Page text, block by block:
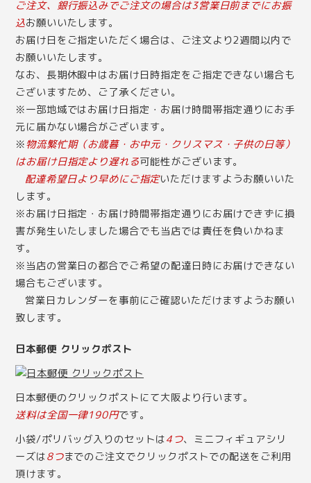
ご注文、銀行振込みでご注文の場合は3営業日前までにお振
込お願いいたします。
お届け日をご指定いただく場合は、ご注文より2週間以内で
お願いいたします。
なお、長期休暇中はお届け日時指定をご指定できない場合も
ございますため、ご了承ください。
※一部地域ではお届け日指定・お届け時間帯指定通りにお手
元に届かない場合がございます。
※物流繁忙期（お歳暮・お中元・クリスマス・子供の日等）
はお届け日指定より遅れる可能性がございます。
配達希望日より早めにご指定いただけますようお願いいた
します。
※お届け日指定・お届け時間帯指定通りにお届けできずに損
害が発生いたしました場合でも当店では責任を負いかねま
す。
※当店の営業日の都合でご希望の配達日時にお届けできない
場合もございます。
営業日カレンダーを事前にご確認いただけますようお願い
致します。
日本郵便 クリックポスト
日本郵便のクリックポストにて大阪より行います。
送料は全国一律190円です。
小袋/ポリバッグ入りのセットは4つ、ミニフィギュアシリ
ーズは8つまでのご注文でクリックポストでの配送をご利用
頂けます。